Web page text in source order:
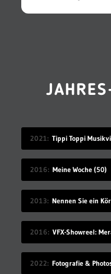
2021 Tippi Toppi
2016 Meine Woche (50)
2013
2016 VFX-Showreel:
2022 Fotografie &